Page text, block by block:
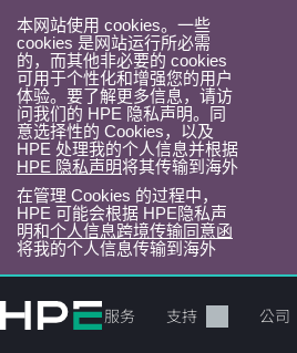
本网站使用 cookies。一些
cookies 是网站运行所必需
的，而其他非必要的 cookies
可用于个性化和增强您的用户
体验。要了解更多信息，请访
问我们的 HPE 隐私声明。同
意选择性的 Cookies，以及
HPE 处理我的个人信息并根据
HPE 隐私声明将其传输到海外
在管理 Cookies 的过程中，
HPE 可能会根据 HPE隐私声
明和个人信息跨境传输同意函
将我的个人信息传输到海外
转
到
产品 服务 支持 公司